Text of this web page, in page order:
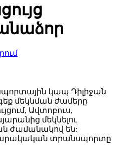
կապ Դիլիջան
մեկնման ժամերը
Ավտոբուս,
մեկնելու
ժամանակով են:
տրանսպորտը